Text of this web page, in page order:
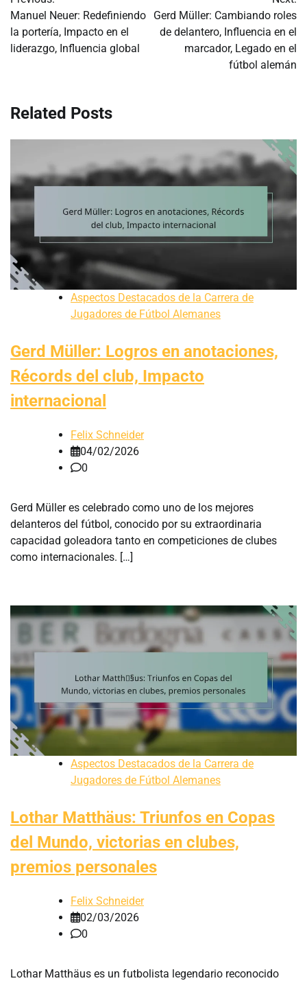
navigation
Manuel Neuer: Redefiniendo
la portería, Impacto en el
liderazgo, Influencia global
Gerd Müller: Cambiando roles
de delantero, Influencia en el
marcador, Legado en el
fútbol alemán
Related Posts
Aspectos Destacados de la Carrera de
Jugadores de Fútbol Alemanes
Gerd Müller: Logros en anotaciones,
Récords del club, Impacto
internacional
Felix Schneider
04/02/2026
0
Gerd Müller es celebrado como uno de los mejores
delanteros del fútbol, conocido por su extraordinaria
capacidad goleadora tanto en competiciones de clubes
como internacionales. […]
Aspectos Destacados de la Carrera de
Jugadores de Fútbol Alemanes
Lothar Matthäus: Triunfos en Copas
del Mundo, victorias en clubes,
premios personales
Felix Schneider
02/03/2026
0
Lothar Matthäus es un futbolista legendario reconocido